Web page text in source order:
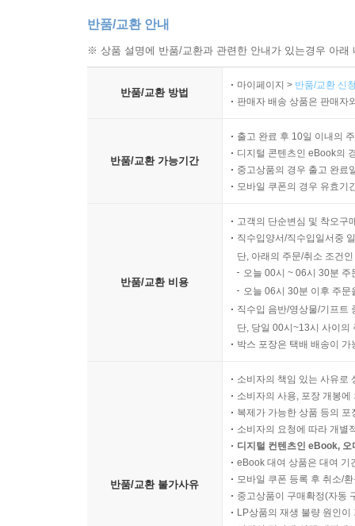
반품/교환 안내
※ 상품 설명에 반품/교환과 관련한 안내가 있는경우 아
반품/교환 방법
마이페이지 > 반품/교환 신
판매자 배송 상품은 판매자
반품/교환 가능기간
출고 완료 후 10일 이내의
디지털 콘텐츠인 eBook의
중고상품의 경우 출고 완료
모바일 쿠폰의 경우 유효기
반품/교환 비용
고객의 단순변심 및 착오구
직수입양서/직수입일서중
단, 아래의 주문/취소 조건
오늘 00시 ~ 06시 30분
오늘 06시 30분 이후 주
직수입 음반/영상물/기프트
단, 당일 00시~13시 사이의
박스 포장은 택배 배송이
반품/교환 불가사유
소비자의 책임 있는 사유로
소비자의 사용, 포장 개봉
복제가 가능한 상품 등의
소비자의 요청에 따라 개별
디지털 컨텐츠인 eBook,
eBook 대여 상품은 대여 기
모바일 쿠폰 등록 후 취소/
중고상품이 구매확정(자동
LP상품의 재생 불량 원인